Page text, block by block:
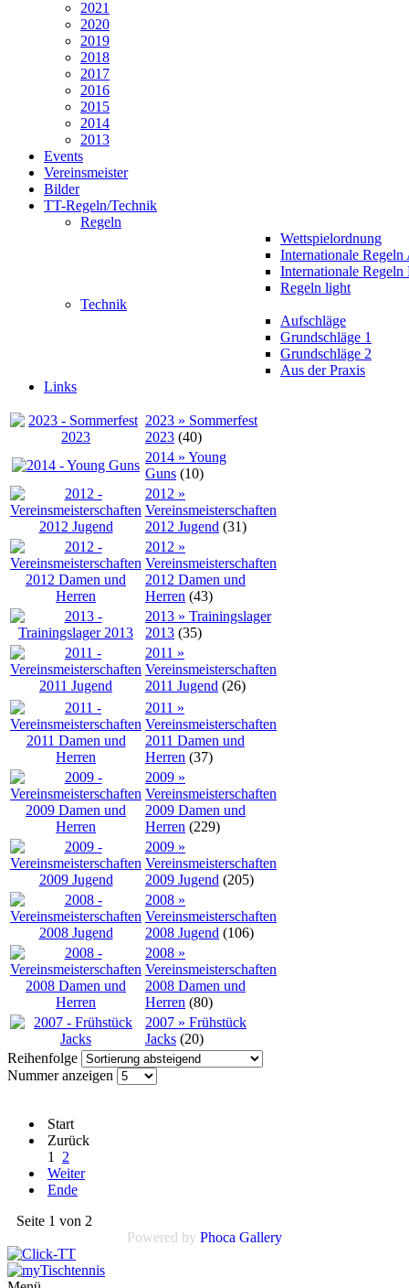
2021
2020
2019
2018
2017
2016
2015
2014
2013
Events
Vereinsmeister
Bilder
TT-Regeln/Technik
Regeln
Wettspielordnung
Internationale Regeln
Internationale Regeln
Regeln light
Technik
Aufschläge
Grundschläge 1
Grundschläge 2
Aus der Praxis
Links
2023 » Sommerfest
2023 (40)
2014 » Young
Guns (10)
2012 »
Vereinsmeisterschaften
2012 Jugend (31)
2012 »
Vereinsmeisterschaften
2012 Damen und
Herren (43)
2013 » Trainingslager
2013 (35)
2011 »
Vereinsmeisterschaften
2011 Jugend (26)
2011 »
Vereinsmeisterschaften
2011 Damen und
Herren (37)
2009 »
Vereinsmeisterschaften
2009 Damen und
Herren (229)
2009 »
Vereinsmeisterschaften
2009 Jugend (205)
2008 »
Vereinsmeisterschaften
2008 Jugend (106)
2008 »
Vereinsmeisterschaften
2008 Damen und
Herren (80)
2007 » Frühstück
Jacks (20)
Reihenfolge
Nummer anzeigen
Start
Zurück
1
2
Weiter
Ende
Seite 1 von 2
Powered by Phoca Gallery